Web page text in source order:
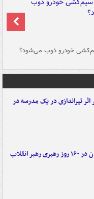
خودرو ذوب می‌شود؟
اثر تیراندازی در یک مدرسه در